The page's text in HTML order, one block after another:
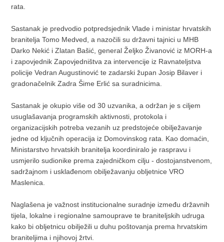
rata.
Sastanak je predvodio potpredsjednik Vlade i ministar hrvatskih
branitelja Tomo Medved, a nazočili su državni tajnici u MHB
Darko Nekić i Zlatan Bašić, general Željko Živanović iz MORH-a
i zapovjednik Zapovjedništva za intervencije iz Ravnateljstva
policije Vedran Augustinović te zadarski župan Josip Bilaver i
gradonačelnik Zadra Šime Erlić sa suradnicima.
Sastanak je okupio više od 30 uzvanika, a održan je s ciljem
usuglašavanja programskih aktivnosti, protokola i
organizacijskih potreba vezanih uz predstojeće obilježavanje
jedne od ključnih operacija iz Domovinskog rata. Kao domaćin,
Ministarstvo hrvatskih branitelja koordiniralo je raspravu i
usmjerilo sudionike prema zajedničkom cilju - dostojanstvenom,
sadržajnom i usklađenom obilježavanju obljetnice VRO
Maslenica.
Naglašena je važnost institucionalne suradnje između državnih
tijela, lokalne i regionalne samouprave te braniteljskih udruga
kako bi obljetnicu obilježili u duhu poštovanja prema hrvatskim
braniteljima i njihovoj žrtvi.